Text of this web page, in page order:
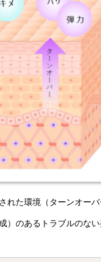
れた環境（ターンオー
のあるトラブルのない